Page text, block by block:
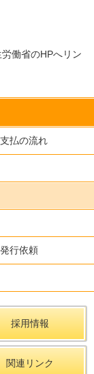
働省のHPへリン
払の流れ
行依頼
採用情報
関連リンク